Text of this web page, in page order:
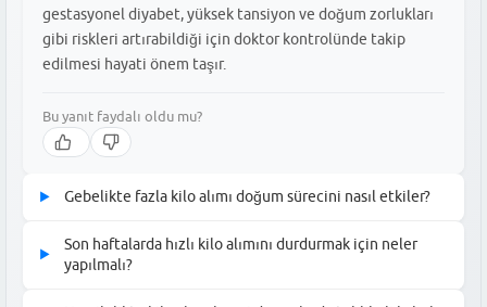
gestasyonel diyabet, yüksek tansiyon ve doğum zorlukları
gibi riskleri artırabildiği için doktor kontrolünde takip
edilmesi hayati önem taşır.
Bu yanıt faydalı oldu mu?
▶ Gebelikte fazla kilo alımı doğum sürecini nasıl etkiler?
Gebelikte aşırı kilo alımı doğum kanalında yağlanmaya neden
olarak doğumun ilerlemesini yavaşlatabilir ve sezaryen riskini
▶
Son haftalarda hızlı kilo alımını durdurmak için neler
yapılmalı?
Son haftalarda kilo artışını dengelemek için basit şeker, hamur